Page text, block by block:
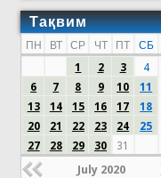
Тақвим
ПН ВТ СР ЧТ ПТ СБ
1
2 3 4
6
7 8 9 10 11
13
14 15 16 17 18
20
21 22 23 24 25
27
28 29 30 31
July 2020